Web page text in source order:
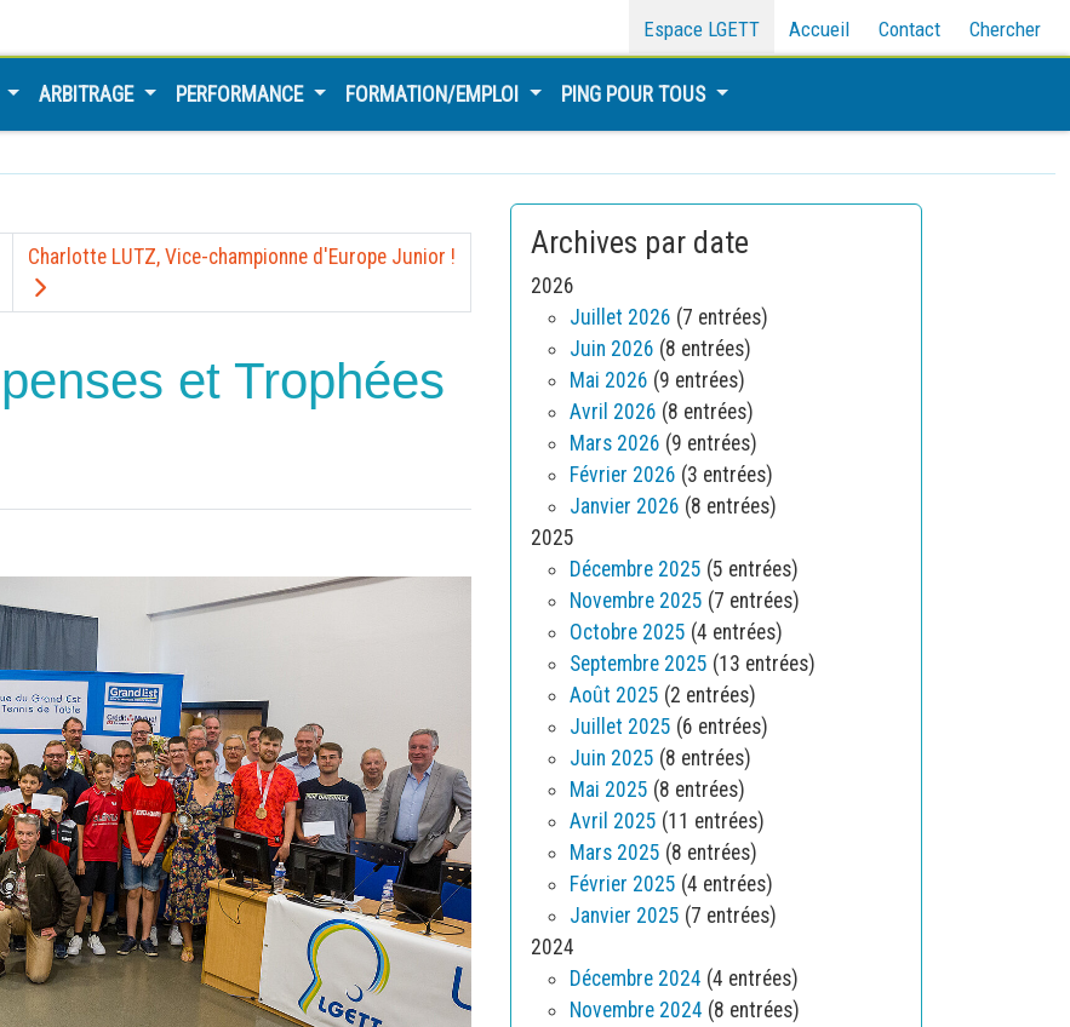
Espace LGETT Accueil Contact Chercher
ARBITRAGE PERFORMANCE FORMATION/EMPLOI PING POUR TOUS
Charlotte LUTZ, Vice-championne d'Europe Junior !
et Trophées
Archives par date
2026
Juillet 2026 (7 entrées)
Juin 2026 (8 entrées)
Mai 2026 (9 entrées)
Avril 2026 (8 entrées)
Mars 2026 (9 entrées)
Février 2026 (3 entrées)
Janvier 2026 (8 entrées)
2025
Décembre 2025 (5 entrées)
Novembre 2025 (7 entrées)
Octobre 2025 (4 entrées)
Septembre 2025 (13 entrées)
Août 2025 (2 entrées)
Juillet 2025 (6 entrées)
Juin 2025 (8 entrées)
Mai 2025 (8 entrées)
Avril 2025 (11 entrées)
Mars 2025 (8 entrées)
Février 2025 (4 entrées)
Janvier 2025 (7 entrées)
2024
Décembre 2024 (4 entrées)
Novembre 2024 (8 entrées)